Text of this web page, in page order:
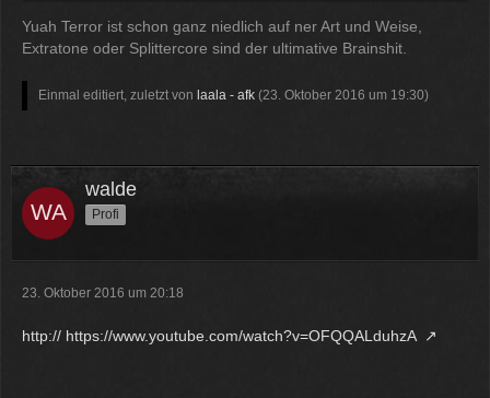
Yuah Terror ist schon ganz niedlich auf ner Art und Weise,
Extratone oder Splittercore sind der ultimative Brainshit.
Einmal editiert, zuletzt von laala - afk (23. Oktober 2016 um 19:30)
walde
Profi
23. Oktober 2016 um 20:18
http:// https://www.youtube.com/watch?v=OFQQALduhzA